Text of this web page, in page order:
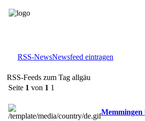
RSS-NewsNewsfeed eintragen
RSS-Feeds zum Tag allgäu
Seite 1 von 1 1